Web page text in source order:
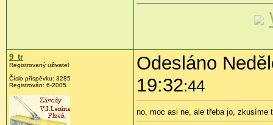
9_tr
Registrovaný uživatel
Číslo příspěvku: 3285
Registrován: 6-2005
Odesláno
19:32:44
no, moc asi ne, ale třeba jo, zkusíme